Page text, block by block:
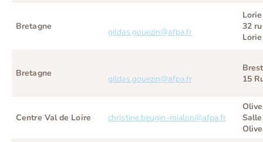
Bretagne
gildas.gouezin@afpa.fr
32
Bretagne
gildas.gouezin@afpa.fr
Brest
15
Centre Val de Loire christine.beugin-mialon@afpa.fr